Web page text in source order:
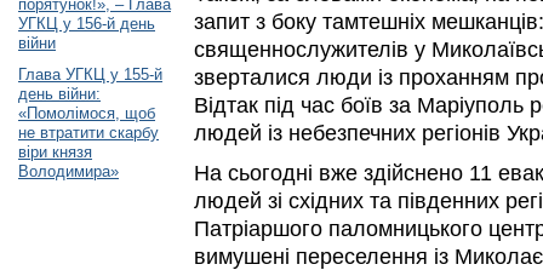
порятунок!», – Глава
УГКЦ у 156-й день
війни
Глава УГКЦ у 155-й
день війни:
«Помолімося, щоб
не втратити скарбу
віри князя
Володимира»
запит з боку тамтешніх
священнослужителів у
зверталися люди із проханням
Відтак під час боїв за Маріуполь
людей із небезпечних регіонів
На сьогодні вже здійснено 11
людей зі східних та південних
Патріаршого паломницького
вимушені переселення із